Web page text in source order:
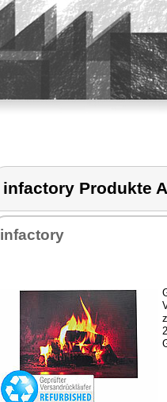
infactory Produkte
infactory